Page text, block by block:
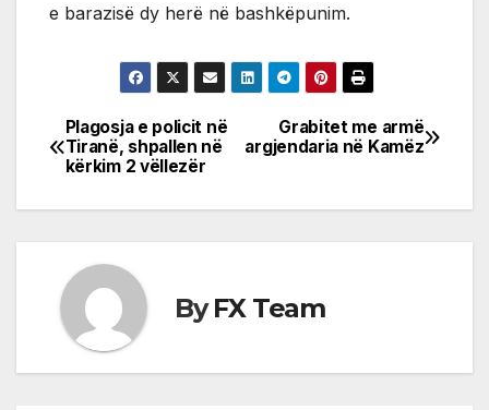
e barazisë dy herë në bashkëpunim.
Post
navigation
Grabitet me armë
argjendaria në Kamëz
Plagosja e policit në
Tiranë, shpallen në
kërkim 2 vëllezër
ByFX Team